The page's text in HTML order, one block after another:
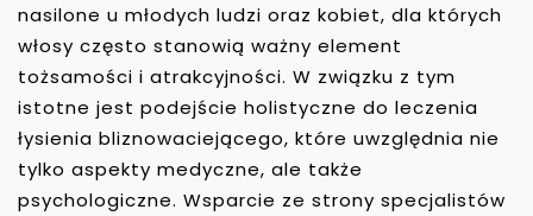
nasilone u młodych ludzi oraz kobiet, dla których
włosy często stanowią ważny element
tożsamości i atrakcyjności. W związku z tym
istotne jest podejście holistyczne do leczenia
łysienia bliznowaciejącego, które uwzględnia nie
tylko aspekty medyczne, ale także
psychologiczne. Wsparcie ze strony specjalistów